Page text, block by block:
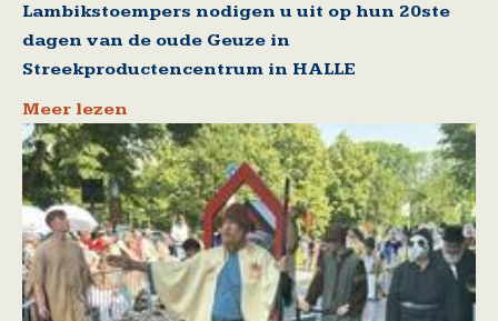
Lambikstoempers nodigen u uit op hun 20ste
dagen van de oude Geuze in
Streekproductencentrum in HALLE
Meer lezen